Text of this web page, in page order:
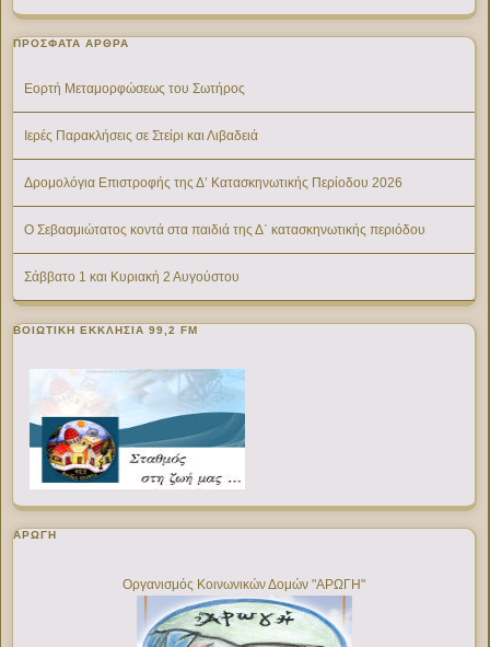
ΠΡΌΣΦΑΤΑ ΆΡΘΡΑ
Εορτή Μεταμορφώσεως του Σωτήρος
Ιερές Παρακλήσεις σε Στείρι και Λιβαδειά
Δρομολόγια Επιστροφής της Δ’ Κατασκηνωτικής Περίοδου 2026
Ο Σεβασμιώτατος κοντά στα παιδιά της Δ΄ κατασκηνωτικής περιόδου
Σάββατο 1 και Κυριακή 2 Αυγούστου
ΒΟΙΩΤΙΚΉ ΕΚΚΛΗΣΊΑ 99,2 FM
ΑΡΩΓΗ
Οργανισμός Κοινωνικών Δομών "ΑΡΩΓΗ"